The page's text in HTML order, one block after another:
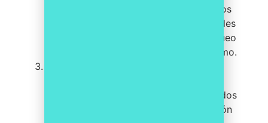
: Los indicios
deben estar relacionados con actividades
que puedan ser constitutivas de blanqueo
de capitales o financiación del terrorismo.
considerar que pueden estar relacionados
con blanqueo de capitales o financiación